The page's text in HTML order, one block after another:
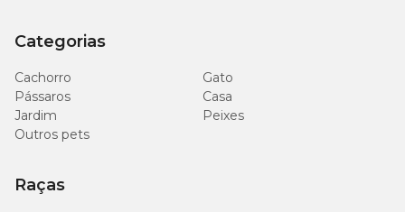
Categorias
Cachorro
Gato
Pássaros
Casa
Jardim
Peixes
Outros pets
Raças